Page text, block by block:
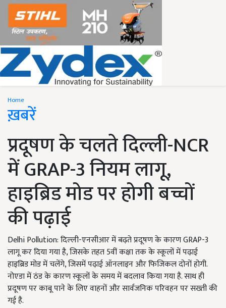
Home
ख़बरें
प्रदूषण के चलते दिल्ली-NCR
में GRAP-3 नियम लागू,
हाइब्रिड मोड पर होगी बच्चों
की पढ़ाई
Delhi Pollution: दिल्ली-एनसीआर में बढ़ते प्रदूषण के कारण GRAP-3
लागू कर दिया गया है, जिसके तहत 5वीं कक्षा तक के स्कूलों में पढ़ाई
हाइब्रिड मोड में चलेंगे, जिसमें पढ़ाई ऑनलाइन और फिजिकल दोनों होगी.
नोएडा में ठंड के कारण स्कूलों के समय में बदलाव किया गया है. साथ ही
प्रदूषण पर काबू पाने के लिए वाहनों और सार्वजनिक परिवहन पर सख्ती की
गई है.